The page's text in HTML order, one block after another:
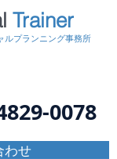
ルプランニング事務所
Trainer
0078
わせ